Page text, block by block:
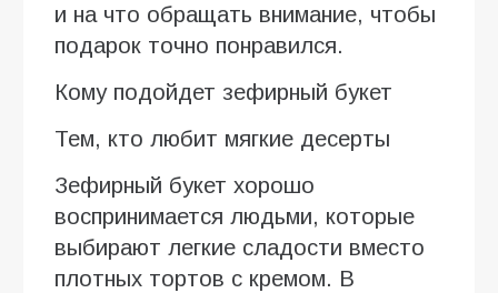
и на что обращать внимание, чтобы
подарок точно понравился.
Кому подойдет зефирный букет
Тем, кто любит мягкие десерты
Зефирный букет хорошо
воспринимается людьми, которые
выбирают легкие сладости вместо
плотных тортов с кремом. В